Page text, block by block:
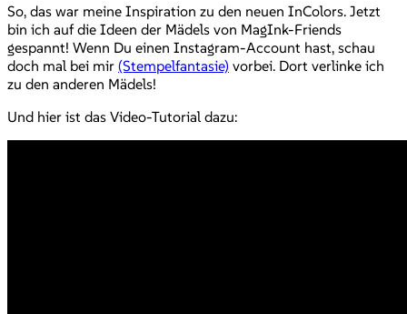
So, das war meine Inspiration zu den neuen InColors. Jetzt
bin ich auf die Ideen der Mädels von MagInk-Friends
gespannt! Wenn Du einen Instagram-Account hast, schau
doch mal bei mir (Stempelfantasie) vorbei. Dort verlinke ich
zu den anderen Mädels!
Und hier ist das Video-Tutorial dazu: